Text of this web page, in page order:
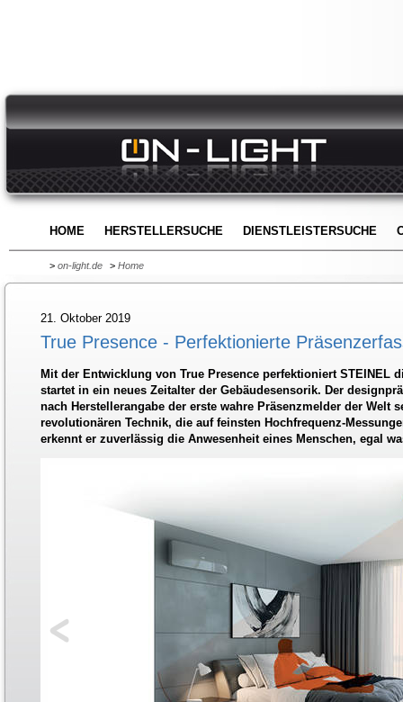
HOME HERSTELLERSUCHE DIENSTLEISTERSUCHE
> on-light.de > Home
21. Oktober 2019
True Presence - Perfektionierte
Mit der Entwicklung von True Presence perfektioniert STEINEL
startet in ein neues Zeitalter der Gebäudesensorik. Der
nach Herstellerangabe der erste wahre Präsenzmelder der Welt
revolutionären Technik, die auf feinsten Hochfrequenz-
erkennt er zuverlässig die Anwesenheit eines Menschen, egal